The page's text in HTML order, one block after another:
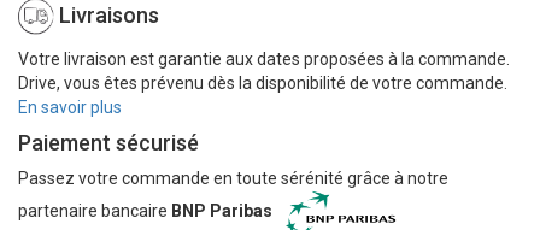
Livraisons
Votre livraison est garantie aux dates proposées à la commande.
Drive, vous êtes prévenu dès la disponibilité de votre commande.
En savoir plus
Paiement sécurisé
Passez votre commande en toute sérénité grâce à notre
partenaire bancaire BNP Paribas